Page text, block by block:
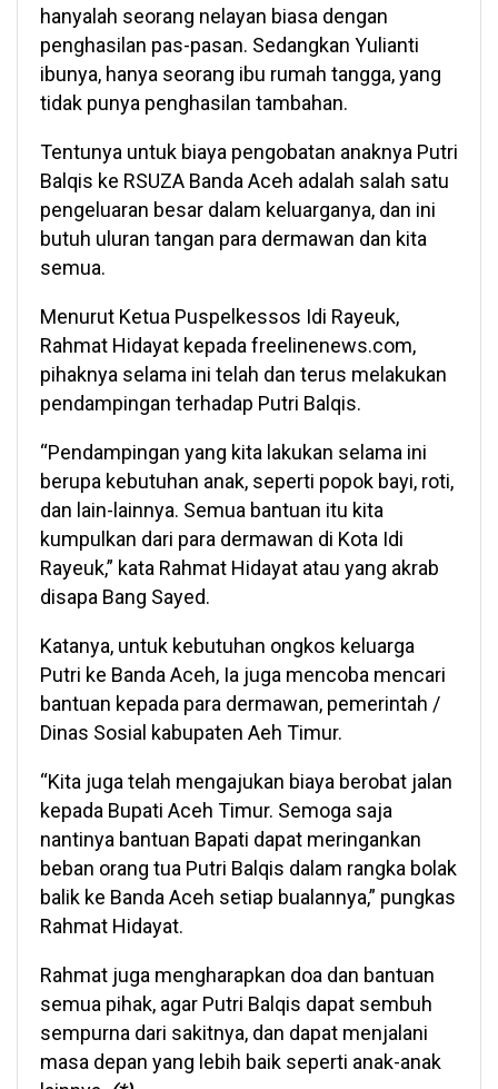
hanyalah seorang nelayan biasa dengan
penghasilan pas-pasan. Sedangkan Yulianti
ibunya, hanya seorang ibu rumah tangga, yang
tidak punya penghasilan tambahan.
Tentunya untuk biaya pengobatan anaknya Putri
Balqis ke RSUZA Banda Aceh adalah salah satu
pengeluaran besar dalam keluarganya, dan ini
butuh uluran tangan para dermawan dan kita
semua.
Menurut Ketua Puspelkessos Idi Rayeuk,
Rahmat Hidayat kepada freelinenews.com,
pihaknya selama ini telah dan terus melakukan
pendampingan terhadap Putri Balqis.
“Pendampingan yang kita lakukan selama ini
berupa kebutuhan anak, seperti popok bayi, roti,
dan lain-lainnya. Semua bantuan itu kita
kumpulkan dari para dermawan di Kota Idi
Rayeuk,” kata Rahmat Hidayat atau yang akrab
disapa Bang Sayed.
Katanya, untuk kebutuhan ongkos keluarga
Putri ke Banda Aceh, Ia juga mencoba mencari
bantuan kepada para dermawan, pemerintah /
Dinas Sosial kabupaten Aeh Timur.
“Kita juga telah mengajukan biaya berobat jalan
kepada Bupati Aceh Timur. Semoga saja
nantinya bantuan Bapati dapat meringankan
beban orang tua Putri Balqis dalam rangka bolak
balik ke Banda Aceh setiap bualannya,” pungkas
Rahmat Hidayat.
Rahmat juga mengharapkan doa dan bantuan
semua pihak, agar Putri Balqis dapat sembuh
sempurna dari sakitnya, dan dapat menjalani
masa depan yang lebih baik seperti anak-anak